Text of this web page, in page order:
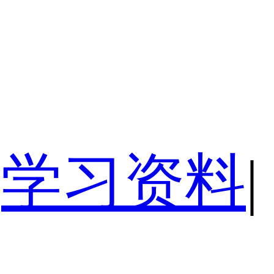
学习资料|